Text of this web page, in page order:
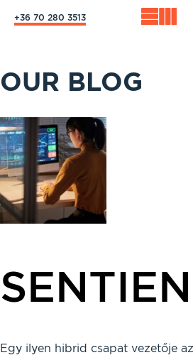
+36 70 280 3513
OUR BLOG
Egy ilyen hibrid csapat vezetője